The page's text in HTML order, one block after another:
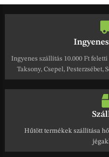
Ingyenes szállítás 10.000 Ft
Taksony, Csepel, Pesterzsébet,
Hűtött termékek szállítása